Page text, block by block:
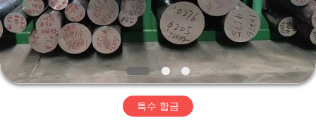
품
동
영
특수 합금